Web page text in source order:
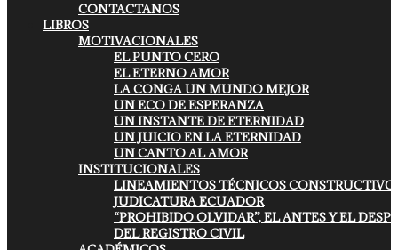
CONTACTANOS
LIBROS
MOTIVACIONALES
EL PUNTO CERO
EL ETERNO AMOR
LA CONGA UN MUNDO MEJOR
UN ECO DE ESPERANZA
UN INSTANTE DE ETERNIDAD
UN JUICIO EN LA ETERNIDAD
UN CANTO AL AMOR
INSTITUCIONALES
LINEAMIENTOS TÉCNICOS
JUDICATURA ECUADOR
“PROHIBIDO OLVIDAR”, EL ANTES Y EL
DEL REGISTRO CIVIL